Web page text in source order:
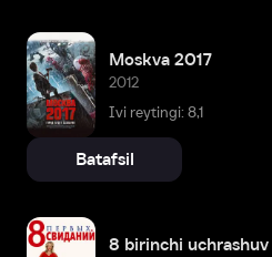
Moskva 2017
2012
Ivi reytingi: 8,1
Batafsil
8 birinchi uchrashuv